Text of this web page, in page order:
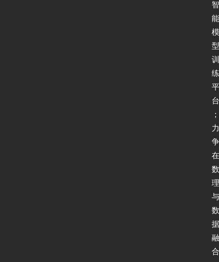
智
能
模
型
训
练
平
台
；
力
争
在
数
理
与
数
据
融
合